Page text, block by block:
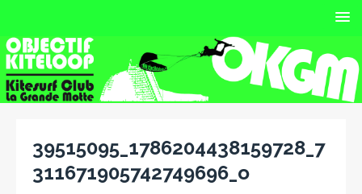
39515095_1786204438159728_7
311671905742749696_o